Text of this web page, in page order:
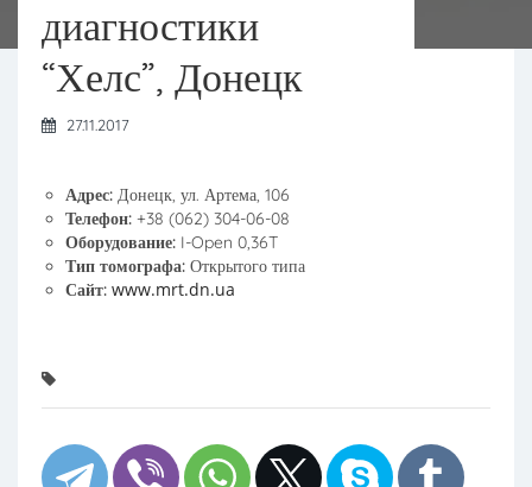
диагностики
“Хелс”, Донецк
27.11.2017
Адрес: Донецк, ул. Артема, 106
Телефон: +38 (062) 304-06-08
Оборудование: I-Open 0,36T
Тип томографа: Открытого типа
Сайт: www.mrt.dn.ua